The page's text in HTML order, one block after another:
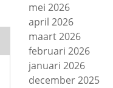
mei 2026
april 2026
maart 2026
februari 2026
januari 2026
december 2025